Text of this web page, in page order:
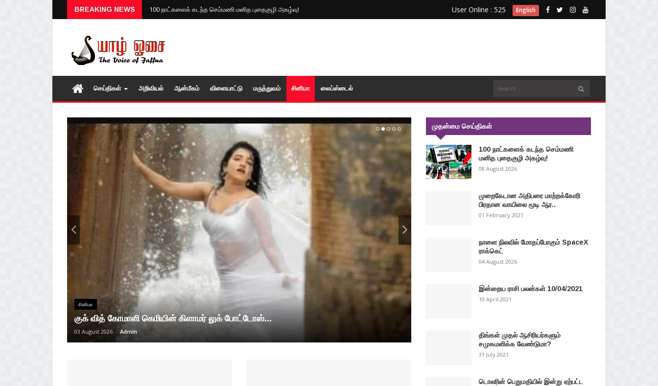
BREAKING NEWS 100 நாட்களைக் கடந்த செம்மணி மனித புதைகுழி அகழ்வு! User Online : 525 English
செய்திகள் அறிவியல் ஆன்மீகம் விளையாட்டு மரு‌த்துவ‌ம் சினிமா லைப்ஸ்டைல்
12345
சினிமா
குக் வித் கோமாளி கெமியின் கிளாமர் லுக் போட்டோஸ்...
03 August 2026 Admin
முதன்மை செய்திகள்
100 நாட்களைக் கடந்த செம்மணி
மனித புதைகுழி அகழ்வு!
08 August 2026
முறைகேடான அதிபரை மாற்றக்கோரி
பிரதான வாயிலை மூடி ஆர..
01 February 2021
நாளை நிலவில் மோதப்போகும் SpaceX
ராக்கெட்
04 August 2026
இன்றைய ராசி பலன்கள் 10/04/2021
10 April 2021
திங்கள் முதல் ஆசிரியர்களும்
சமுகமளிக்க வேண்டுமா?
31 July 2021
டொலரின் பெறுமதியில் இன்று ஏற்பட்ட